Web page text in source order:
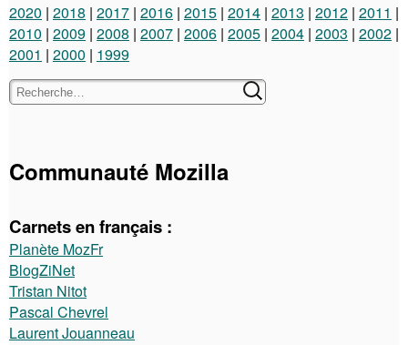
2020 2018 2017 2016 2015 2014 2013 2012 2011
2010 2009 2008 2007 2006 2005 2004 2003 2002
2001
2000 1999
Communauté Mozilla
Carnets en français :
Planète MozFr
BlogZiNet
Tristan Nitot
Pascal Chevrel
Laurent Jouanneau